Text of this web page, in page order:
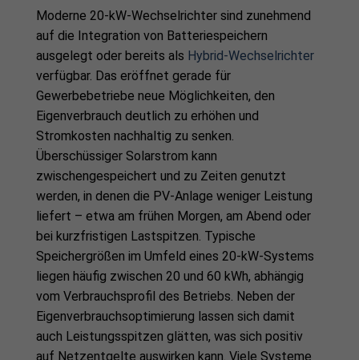
Moderne 20-kW-Wechselrichter sind zunehmend
auf die Integration von Batteriespeichern
ausgelegt oder bereits als Hybrid-Wechselrichter
verfügbar. Das eröffnet gerade für
Gewerbebetriebe neue Möglichkeiten, den
Eigenverbrauch deutlich zu erhöhen und
Stromkosten nachhaltig zu senken.
Überschüssiger Solarstrom kann
zwischengespeichert und zu Zeiten genutzt
werden, in denen die PV-Anlage weniger Leistung
liefert – etwa am frühen Morgen, am Abend oder
bei kurzfristigen Lastspitzen. Typische
Speichergrößen im Umfeld eines 20-kW-Systems
liegen häufig zwischen 20 und 60 kWh, abhängig
vom Verbrauchsprofil des Betriebs. Neben der
Eigenverbrauchsoptimierung lassen sich damit
auch Leistungsspitzen glätten, was sich positiv
auf Netzentgelte auswirken kann. Viele Systeme